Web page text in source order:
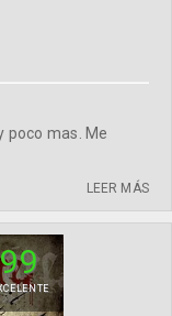
poco mas. Me
LEER MÁS
99